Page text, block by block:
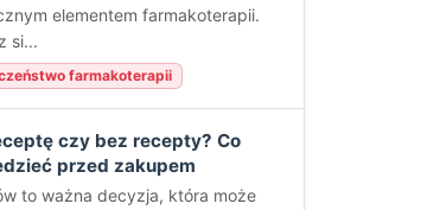
elementem farmakoterapii.
si...
farmakoterapii
czy bez recepty? Co
przed zakupem
to ważna decyzja, która może